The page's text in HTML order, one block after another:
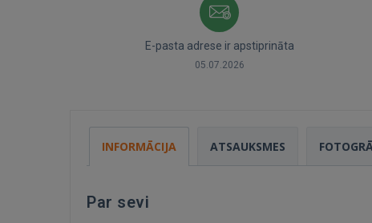
E-pasta adrese ir apstiprināta
05.07.2026
INFORMĀCIJA ATSAUKSMES
Par sevi